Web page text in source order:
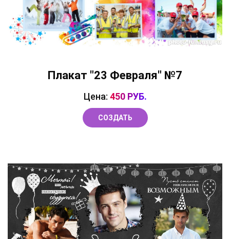
Плакат "23 Февраля" №7
Цена: 450 РУБ.
СОЗДАТЬ